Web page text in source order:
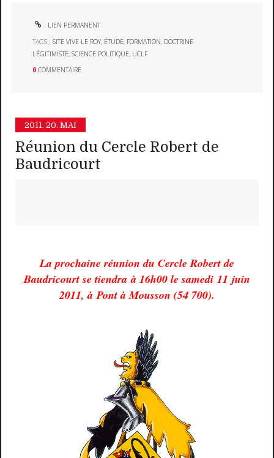
LIEN PERMANENT
TAGS :SITE VIVE LE ROY, ÉTUDE, FORMATION, DOCTRINE
LÉGITIMISTE,SCIENCE POLITIQUE, UCLF
0 COMMENTAIRE
2011. 20. MAI
Réunion du Cercle Robert de
Baudricourt
La prochaine réunion du Cercle Robert de
Baudricourt se tiendra à 16h00 le samedi 11 juin
2011, à Pont à Mousson (54 700).